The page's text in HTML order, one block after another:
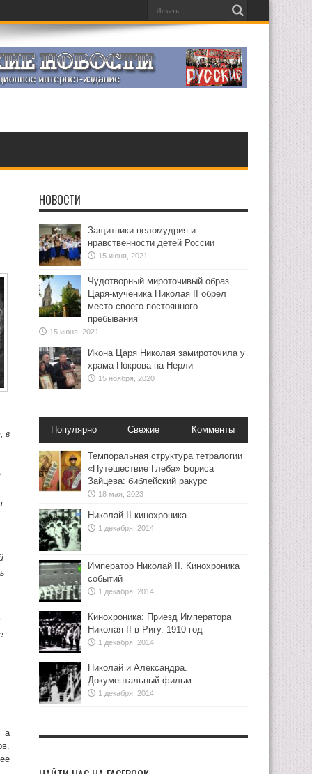
в
а
НОВОСТИ
Защитники целомудрия и
нравственности детей России
15 июня, 2021
Чудотворный мироточивый образ
Царя-мученика Николая II обрел
место своего постоянного
пребывания
15 июня, 2021
Икона Царя Николая замироточила у
храма Покрова на Нерли
15 ноября, 2020
Популярно Свежие Комменты
Темпоральная структура тетралогии
«Путешествие Глеба» Бориса
Зайцева: библейский ракурс
18 мая, 2023
Николай II кинохроника
1 декабря, 2014
Император Николай II. Кинохроника
событий
1 декабря, 2014
Кинохроника: Приезд Императора
Николая II в Ригу. 1910 год
1 декабря, 2014
Николай и Александра.
Документальный фильм.
1 декабря, 2014